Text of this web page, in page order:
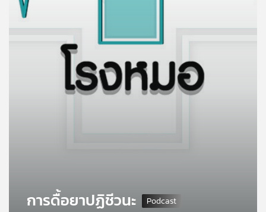
เกี่ยวการดื้อยาปฏิชีวนะ